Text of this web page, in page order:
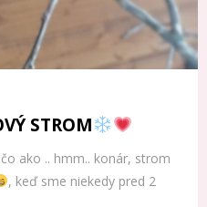
STROM
ako .. hmm.. konár, strom
, keď sme niekedy pred 2